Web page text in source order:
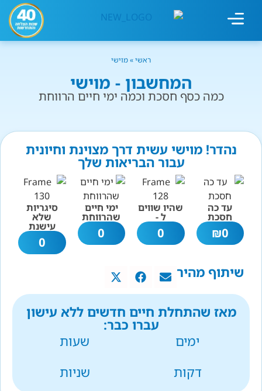
ראשי»מוישי
המחשבון - מוישי
כמה כסף חסכת וכמה ימי חיים הרווחת
נהדר! מוישי עשית דרך מצוינת וחיונית
עבור הבריאות שלך
עד כה
חסכת
0
₪
שהיו שווים
ל -
0
ימי חיים
שהרווחת
0
סיגריות
שלא
עישנת
0
שיתוף מהיר
מאז שהתחלת חיים חדשים ללא עישון
עברו כבר:
ימים
שעות
דקות
שניות